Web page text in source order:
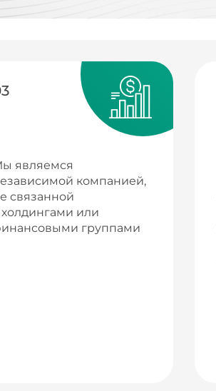
компанией,
связанной
холдингами или
группами